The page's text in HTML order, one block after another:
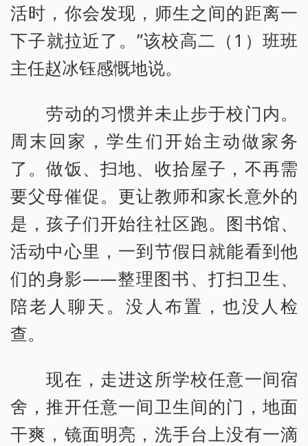
活时，你会发现，师生之间的距离一
下子就拉近了。”该校高二（1）班班
主任赵冰钰感慨地说。
劳动的习惯并未止步于校门内。
周末回家，学生们开始主动做家务
了。做饭、扫地、收拾屋子，不再需
要父母催促。更让教师和家长意外的
是，孩子们开始往社区跑。图书馆、
活动中心里，一到节假日就能看到他
们的身影——整理图书、打扫卫生、
陪老人聊天。没人布置，也没人检
查。
现在，走进这所学校任意一间宿
舍，推开任意一间卫生间的门，地面
干爽，镜面明亮，洗手台上没有一滴